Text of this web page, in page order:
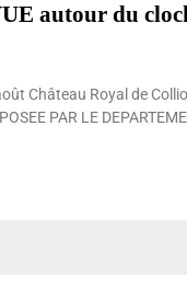
autour du
Château Royal de
PAR LE